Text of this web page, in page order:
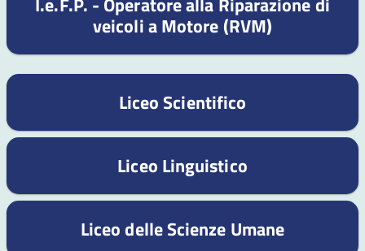
veicoli a Motore (RVM)
Liceo Scientifico
Liceo Linguistico
Liceo delle Scienze Umane